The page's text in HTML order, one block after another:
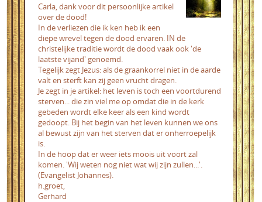
Carla, dank voor dit persoonlijke artikel
over de dood!
In de verliezen die ik ken heb ik een
diepe wrevel tegen de dood ervaren. IN de
christelijke traditie wordt de dood vaak ook 'de
laatste vijand' genoemd.
Tegelijk zegt Jezus: als de graankorrel niet in de aarde
valt en sterft kan zij geen vrucht dragen.
Je zegt in je artikel: het leven is toch een voortdurend
sterven... die zin viel me op omdat die in de kerk
gebeden wordt elke keer als een kind wordt
gedoopt. Bij het begin van het leven kunnen we ons
al bewust zijn van het sterven dat er onherroepelijk
is.
In de hoop dat er weer iets moois uit voort zal
komen. 'Wij weten nog niet wat wij zijn zullen...'.
(Evangelist Johannes).
h.groet,
Gerhard